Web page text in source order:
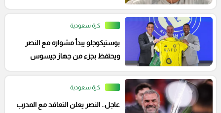
كرة سعودية
بوستيكوجلو يبدأ مشواره مع النصر
ويحتفظ بجزء من جهاز جيسوس
كرة سعودية
عاجل.. النصر يعلن التعاقد مع المدرب